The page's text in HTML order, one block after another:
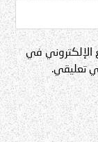
الإلكتروني في
تعليقي.